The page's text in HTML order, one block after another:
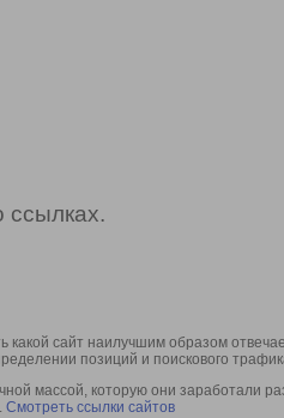
ссылках.
сайт наилучшим образом
позиций и поискового
массой, которую они заработали
Смотреть ссылки сайтов